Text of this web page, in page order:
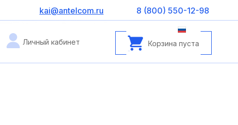
8 (800) 550-12-98
kai@antelcom.ru
Корзина пуста
Личный кабинет